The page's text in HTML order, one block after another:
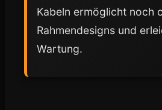
Kabeln ermöglicht noch
Rahmendesigns und
Wartung.